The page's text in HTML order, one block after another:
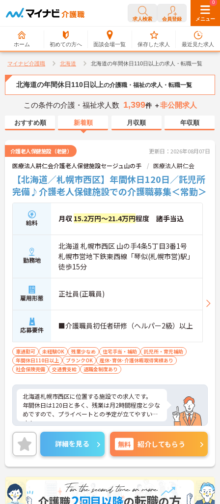
求人検索 会員登録 メニュー
ホーム 初めての方へ 面談会場一覧
0
保存した求人
0
最近見た求人
マイナビ介護職 北海道 北海道の年間休日110日以上の求人・転職一覧
北海道の年間休日110日以上の介護職・福祉の求人・転職一覧
この条件の介護・福祉求人数 1,399件 ＋非公開求人
おすすめ順 新着順 月収順 年収順
介護老人保健施設（老健） 更新日：2026年08月07日
医療法人耕仁会介護老人保健施設セージュ山の手 医療法人耕仁会
【北海道／札幌市西区】年間休日120日／託児所
完備♪介護老人保健施設での介護職募集＜常勤＞
給料 月収 15.2万円～21.4万円程度 諸手当込
勤務地
北海道 札幌市西区 山の手4条5丁目3番1号
札幌市営地下鉄東西線「琴似(札幌市営)駅」
徒歩15分
雇用形態 正社員(正職員)
応募要件 ■介護職員初任者研修（ヘルパー2級）以上
車通勤可 未経験OK 残業少なめ 住宅手当・補助
託児所・育児補助
年間休日110日以上
ブランクOK
産休･育休･介護休暇取得実績あり
社会保険完備
交通費支給 退職金制度あり
北海道札幌市西区に位置する施設での求人です。
年間休日は120日と多く、残業は月2時間程度と少な
めですので、プライベートとの予定が立てやすいで
す！
また、託児所完備されていますので、お子様がいら
っしゃる方でも安心してご就業していただけます。
賞与は3.43ヵ月分実績と頑張りを評価していただけ
ます。
ご興味のある方には、面接対策ポイントなど、さら
に詳細をお話しいたしますので、お気軽にご相談く
ださい。
詳細を見る 無料 紹介してもらう